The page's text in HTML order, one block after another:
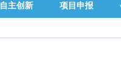
自主创新 项目申报